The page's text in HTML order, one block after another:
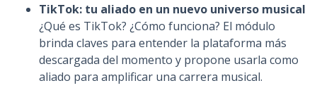
TikTok: tu aliado en un nuevo universo musical
¿Qué es TikTok? ¿Cómo funciona? El módulo
brinda claves para entender la plataforma más
descargada del momento y propone usarla como
aliado para amplificar una carrera musical.